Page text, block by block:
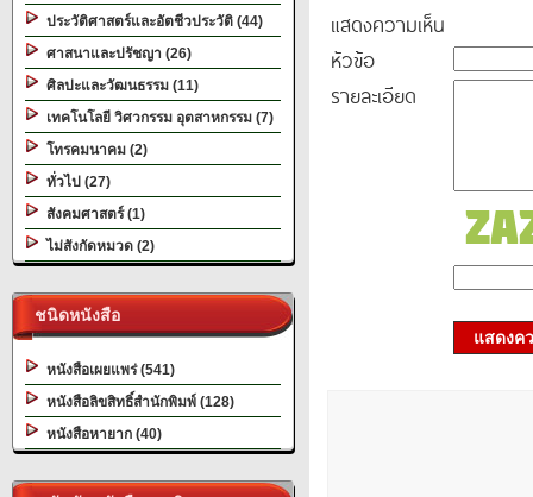
ประวัติศาสตร์และอัตชีวประวัติ (44)
ศาสนาและปรัชญา (26)
ศิลปะและวัฒนธรรม (11)
เทคโนโลยี วิศวกรรม อุตสาหกรรม (7)
โทรคมนาคม (2)
ทั่วไป (27)
สังคมศาสตร์ (1)
ไม่สังกัดหมวด (2)
ชนิดหนังสือ
หนังสือเผยแพร่ (541)
หนังสือลิขสิทธิ์สำนักพิมพ์ (128)
หนังสือหายาก (40)
แสดงความเห็น
หัวข้อ
รายละเอียด
แสดงค